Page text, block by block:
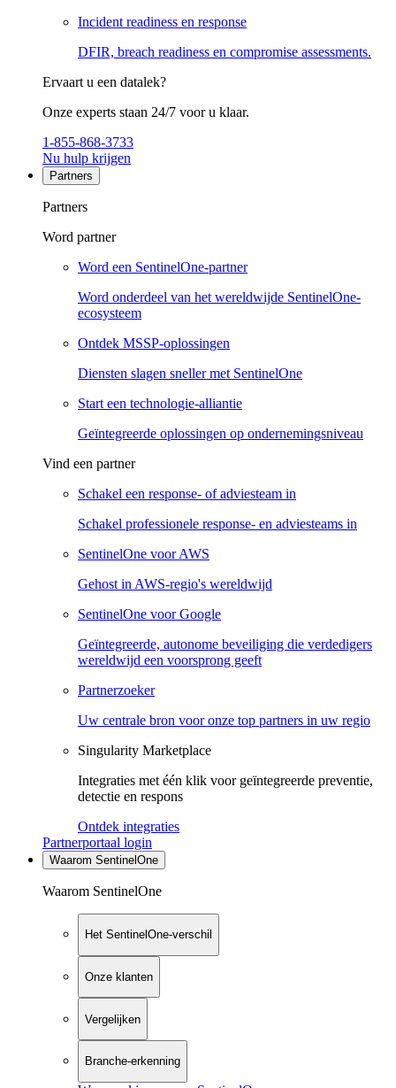
Incident readiness en response
DFIR, breach readiness en compromise assessments.
Ervaart u een datalek?
Onze experts staan 24/7 voor u klaar.
1-855-868-3733
Nu hulp krijgen
Partners
Partners
Word partner
Word een SentinelOne-partner
Word onderdeel van het wereldwijde SentinelOne-
ecosysteem
Ontdek MSSP-oplossingen
Diensten slagen sneller met SentinelOne
Start een technologie-alliantie
Geïntegreerde oplossingen op ondernemingsniveau
Vind een partner
Schakel een response- of adviesteam in
Schakel professionele response- en adviesteams in
SentinelOne voor AWS
Gehost in AWS-regio's wereldwijd
SentinelOne voor Google
Geïntegreerde, autonome beveiliging die verdedigers
wereldwijd een voorsprong geeft
Partnerzoeker
Uw centrale bron voor onze top partners in uw regio
Singularity Marketplace
Integraties met één klik voor geïntegreerde preventie,
detectie en respons
Ontdek integraties
Partnerportaal login
Waarom SentinelOne
Waarom SentinelOne
Het SentinelOne-verschil
Onze klanten
Vergelijken
Branche-erkenning